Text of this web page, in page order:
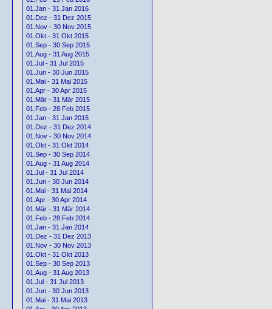
01.Jan - 31 Jan 2016
01.Dez - 31 Dez 2015
01.Nov - 30 Nov 2015
01.Okt - 31 Okt 2015
01.Sep - 30 Sep 2015
01.Aug - 31 Aug 2015
01.Jul - 31 Jul 2015
01.Jun - 30 Jun 2015
01.Mai - 31 Mai 2015
01.Apr - 30 Apr 2015
01.Mär - 31 Mär 2015
01.Feb - 28 Feb 2015
01.Jan - 31 Jan 2015
01.Dez - 31 Dez 2014
01.Nov - 30 Nov 2014
01.Okt - 31 Okt 2014
01.Sep - 30 Sep 2014
01.Aug - 31 Aug 2014
01.Jul - 31 Jul 2014
01.Jun - 30 Jun 2014
01.Mai - 31 Mai 2014
01.Apr - 30 Apr 2014
01.Mär - 31 Mär 2014
01.Feb - 28 Feb 2014
01.Jan - 31 Jan 2014
01.Dez - 31 Dez 2013
01.Nov - 30 Nov 2013
01.Okt - 31 Okt 2013
01.Sep - 30 Sep 2013
01.Aug - 31 Aug 2013
01.Jul - 31 Jul 2013
01.Jun - 30 Jun 2013
01.Mai - 31 Mai 2013